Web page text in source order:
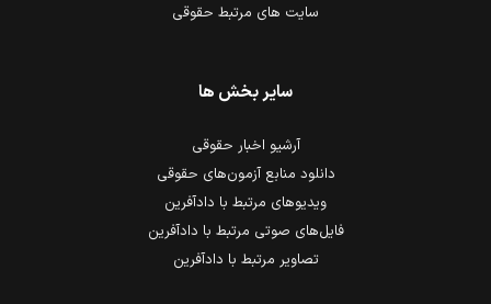
سایت های مرتبط حقوقی
سایر بخش ها
آرشیو اخبار حقوقی
دانلود منابع آزمون‌های حقوقی
ویدیوهای مرتبط با دادآفرین
فایل‌های صوتی مرتبط با دادآفرین
تصاویر مرتبط با دادآفرین